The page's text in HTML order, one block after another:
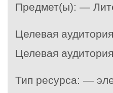
Предмет(ы): —
Целевая
Целевая
Тип ресурса: —